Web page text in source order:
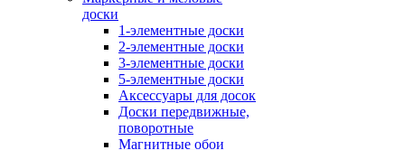
доски
1-элементные доски
2-элементные доски
3-элементные доски
5-элементные доски
Аксессуары для досок
Доски передвижные,
поворотные
Магнитные обои